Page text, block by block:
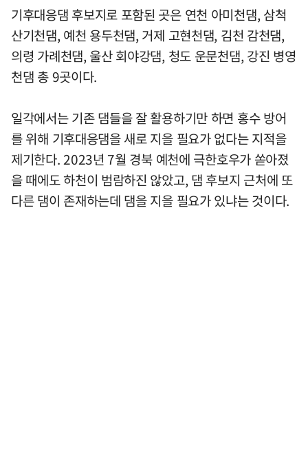
기후대응댐 후보지로 포함된 곳은 연천 아미천댐, 삼척
산기천댐, 예천 용두천댐, 거제 고현천댐, 김천 감천댐,
의령 가례천댐, 울산 회야강댐, 청도 운문천댐, 강진 병영
천댐 총 9곳이다.
일각에서는 기존 댐들을 잘 활용하기만 하면 홍수 방어
를 위해 기후대응댐을 새로 지을 필요가 없다는 지적을
제기한다. 2023년 7월 경북 예천에 극한호우가 쏟아졌
을 때에도 하천이 범람하진 않았고, 댐 후보지 근처에 또
다른 댐이 존재하는데 댐을 지을 필요가 있냐는 것이다.